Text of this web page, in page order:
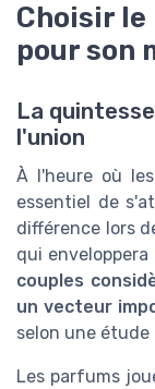
Choisir
pour son
La
l'union
À l'heure où
essentiel de
différence lors
qui
couples
un vecteur
selon une
Les parfums